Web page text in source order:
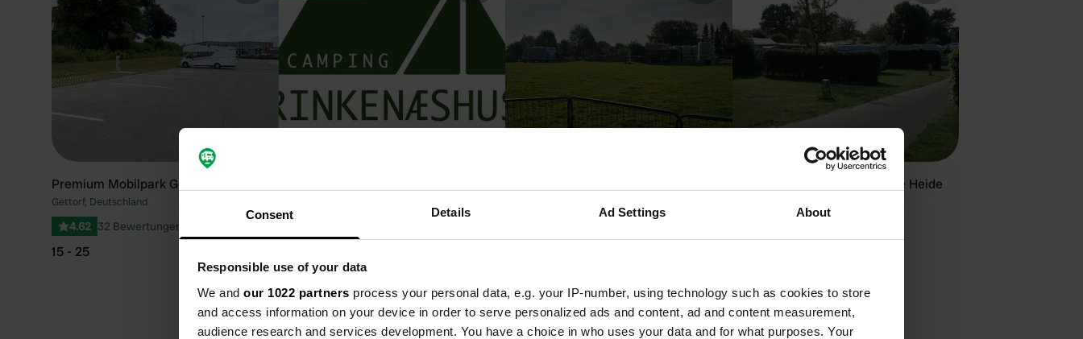
Consent Details Ad Settings About
Responsible use of your data
We and our 1022 partners process your personal data, e.g. your IP-number, using technology such as cookies to store
and access information on your device in order to serve personalized ads and content, ad and content measurement,
audience research and services development. You have a choice in who uses your data and for what purposes. Your
Premium Mobilpark Gettorf
Gettorf, Deutschland
4.62 32 Bewertungen
15 - 25
Ostsee-Campingplatz Familie Heide
Beste Reisezeit um den Kreis Schleswig-Flensburg mit
dem Wohnmobil zu besuchen